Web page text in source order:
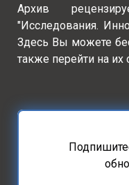
Архив
"Исследования.
Здесь Вы можете
также перейти на их